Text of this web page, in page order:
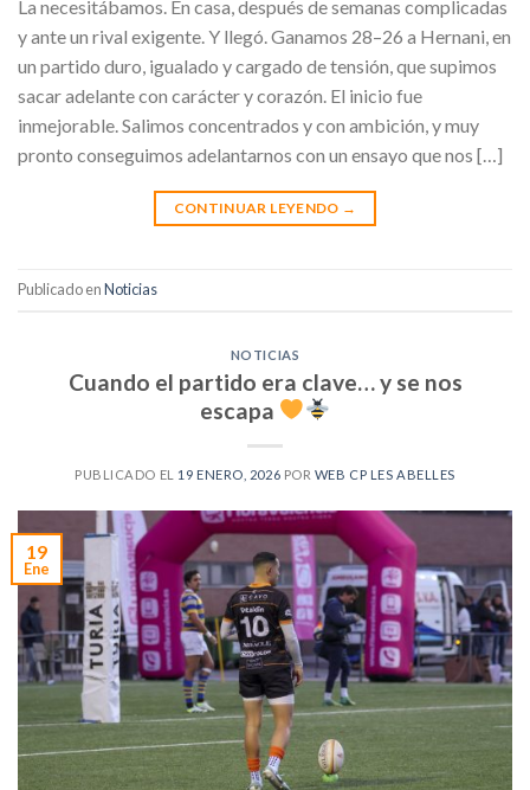
La necesitábamos. En casa, después de semanas complicadas
y ante un rival exigente. Y llegó. Ganamos 28–26 a Hernani, en
un partido duro, igualado y cargado de tensión, que supimos
sacar adelante con carácter y corazón. El inicio fue
inmejorable. Salimos concentrados y con ambición, y muy
pronto conseguimos adelantarnos con un ensayo que nos […]
CONTINUAR LEYENDO →
Publicado enNoticias
NOTICIAS
Cuando el partido era clave… y se nos
escapa
PUBLICADO EL 19 ENERO, 2026 POR WEB CP LES ABELLES
19
Ene